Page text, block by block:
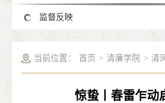
监督反映
当前位置： 首页 > 清廉学院 > 清
惊蛰丨春雷乍动